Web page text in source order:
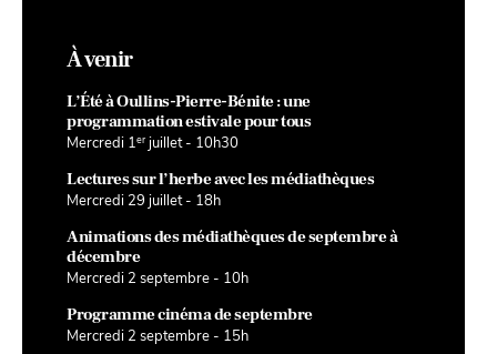
À venir
L’Été à Oullins-Pierre-Bénite : une
programmation estivale pour tous
Mercredi 1er juillet - 10h30
Lectures sur l’herbe avec les médiathèques
Mercredi 29 juillet - 18h
Animations des médiathèques de septembre à
décembre
Mercredi 2 septembre - 10h
Programme cinéma de septembre
Mercredi 2 septembre - 15h